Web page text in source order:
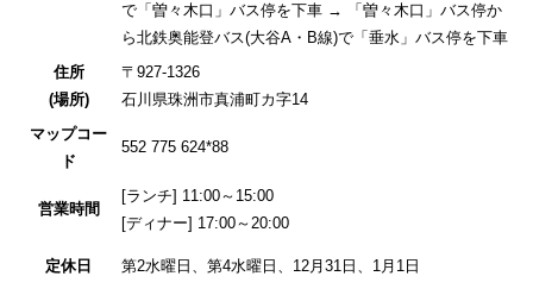
で「曽々木口」バス停を下車 → 「曽々木口」バス停か
ら北鉄奥能登バス(大谷A・B線)で「垂水」バス停を下車
住所
(場所)
〒927-1326
石川県珠洲市真浦町カ字14
マップコー
ド
552 775 624*88
営業時間
[ランチ] 11:00～15:00
[ディナー] 17:00～20:00
定休日 第2水曜日、第4水曜日、12月31日、1月1日